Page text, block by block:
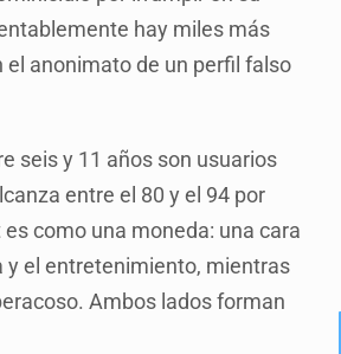
hay miles más
el anonimato de un perfil falso
seis y 11 años son usuarios
entre el 80 y el 94 por
como una moneda: una cara
y el entretenimiento, mientras
Ambos lados forman